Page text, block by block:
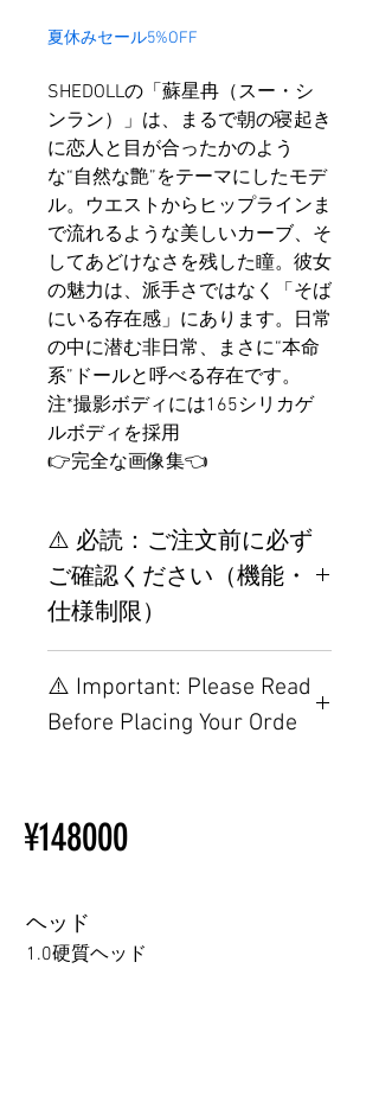
夏休みセール5%OFF
SHEDOLLの「蘇星冉（スー・シ
ンラン）」は、まるで朝の寝起き
に恋人と目が合ったかのよう
な“自然な艶”をテーマにしたモデ
ル。ウエストからヒップラインま
で流れるような美しいカーブ、そ
してあどけなさを残した瞳。彼女
の魅力は、派手さではなく「そば
にいる存在感」にあります。日常
の中に潜む非日常、まさに“本命
系”ドールと呼べる存在です。
注*撮影ボディには165シリカゲ
ルボディを採用
👉完全な画像集👈
⚠️ 必読：ご注文前に必ず
ご確認ください（機能・
仕様制限）
置制限について
その他の配置はTPEに関連し
ラブドール購入前に知ってお
⚠️ Important: Please Read
Before Placing Your Orde
Ordering
Other configurations are related
following webpage.
Beginner’s Purchase Guide
¥148000
ヘッド
1.0硬質ヘッド